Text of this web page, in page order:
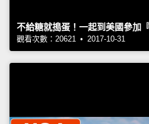
不給糖就搗蛋！一起到美國參加
觀看次數：20621 • 2017-10-31